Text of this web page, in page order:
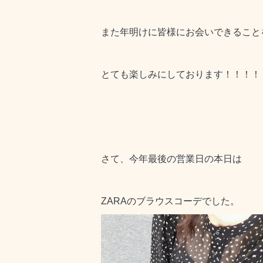
また年明けに皆様にお会いできること
とても楽しみにしております！！！！
さて、今年最後の営業日の本日は
ZARAのブラウスコーデでした。